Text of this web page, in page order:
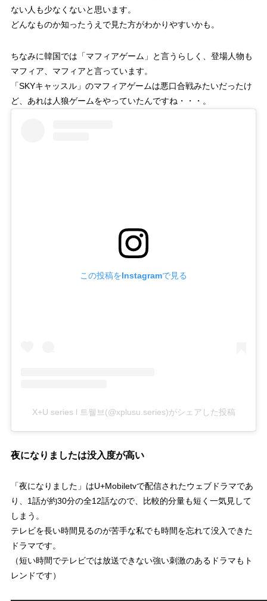
ない人も少なくないと思います。
どんなものか知ったうえで見た方がわかりやすいかも。
ちなみに韓国では「マフィアゲーム」と言うらしく、登場人物も
マフィア、マフィアと言っています。
「SKYキャッスル」のマフィアゲームは悪口合戦みたいだったけ
ど、あれは人狼ゲームをやっていたんですね・・・。
この投稿をInstagramで見る
X+U series l 트웰브(@xplusu.series)がシェアした投稿
夜になりましたは没入度が高い
「夜になりました」はU+Mobiletvで配信されたウェブドラマであ
り、1話が約30分の全12話なので、比較的分量も短く一気見して
しまう。
テレビを長い時間見るのが苦手な私でも時間を忘れて没入できた
ドラマです。
（短い時間でテレビでは放送できない強い刺激のあるドラマもト
レンドです）